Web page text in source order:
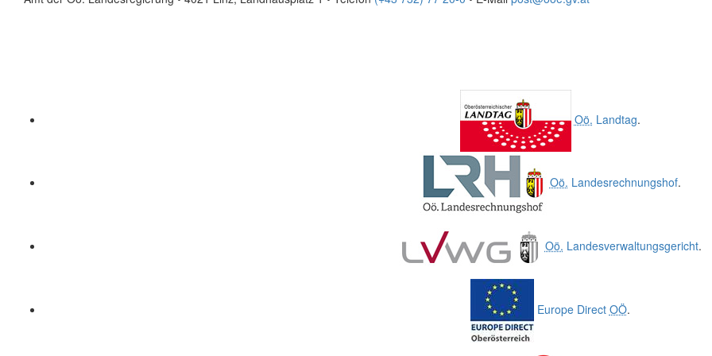
Oö. Landtag.
Oö. Landesrechnungshof.
Oö. Landesverwaltungsgericht.
Europe Direct OÖ.